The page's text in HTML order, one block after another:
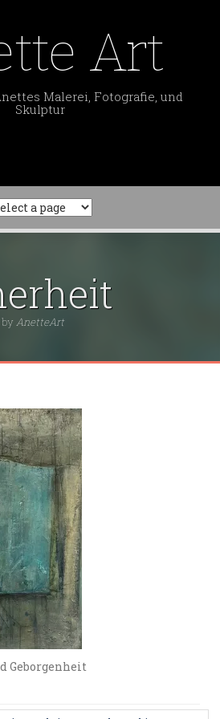
Art
Malerei, Fotografie, und
Skulptur
by AnetteArt
Geborgenheit